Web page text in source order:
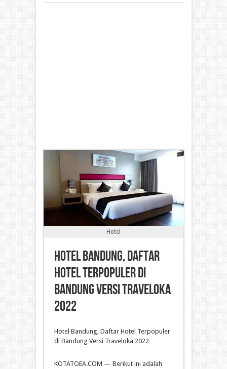
Hotel
Hotel Bandung, Daftar
Hotel Terpopuler di
Bandung Versi Traveloka
2022
Hotel Bandung, Daftar Hotel Terpopuler
di Bandung Versi Traveloka 2022
KOTATOEA.COM — Berikut ini adalah